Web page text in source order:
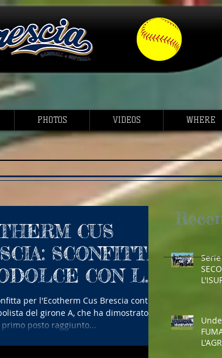
PHOTOS VIDEOS WHERE
CUS
SCONFITTA
CON LA
per l'Ecotherm Cus Brescia contro
del girone A, che ha dimostrato il
posto raggiunto...